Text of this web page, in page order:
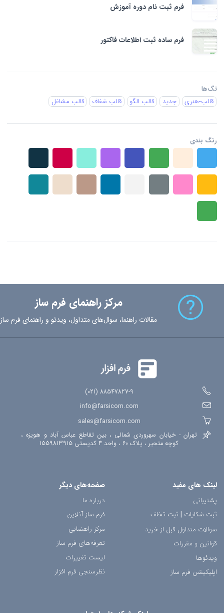
فرم ثبت نام دوره آموزش
فرم ساده ثبت اطلاعات فاکتور
تگ‌ها
قالب-هنری جدید قالب الگو قالب شفاف قالب مشاغل
رنگ بندی
مرکز راهنمای فرم ساز
مقالات راهنما، سوال‌های متداول، ویدئو و راهنمای فرم ساز
88547827-9 (021)
info@farsicom.com
sales@farsicom.com
تهران - خیابان سهروردی شمالی ، بین تقاطع عباس آباد و هویزه ،
کوچه متحیر ، پلاک 60 ، واحد 4 کدپستی 1559813915
لینک های مفید
پشتیبانی
ثبت شکایات | ثبت تخلف
سوالات متداول قبل از خرید
قوانین و مقررات
ویدئوها
اپلیکیشن فرم ساز
صفحه‌های دیگر
درباره ما
فرم ساز آنلاین
مرکز راهنمایی
تعرفه‌های فرم ساز
لیست تغییرات
نظرسنجی فرم افزار